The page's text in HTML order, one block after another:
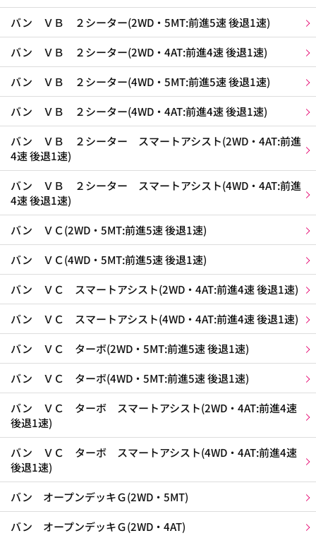
バン ＶＢ ２シーター(2WD・5MT:前進5速 後退1速)
バン ＶＢ ２シーター(2WD・4AT:前進4速 後退1速)
バン ＶＢ ２シーター(4WD・5MT:前進5速 後退1速)
バン ＶＢ ２シーター(4WD・4AT:前進4速 後退1速)
バン ＶＢ ２シーター スマートアシスト(2WD・4AT:前進
4速 後退1速)
バン ＶＢ ２シーター スマートアシスト(4WD・4AT:前進
4速 後退1速)
バン ＶＣ(2WD・5MT:前進5速 後退1速)
バン ＶＣ(4WD・5MT:前進5速 後退1速)
バン ＶＣ スマートアシスト(2WD・4AT:前進4速 後退1速)
バン ＶＣ スマートアシスト(4WD・4AT:前進4速 後退1速)
バン ＶＣ ターボ(2WD・5MT:前進5速 後退1速)
バン ＶＣ ターボ(4WD・5MT:前進5速 後退1速)
バン ＶＣ ターボ スマートアシスト(2WD・4AT:前進4速
後退1速)
バン ＶＣ ターボ スマートアシスト(4WD・4AT:前進4速
後退1速)
バン オープンデッキＧ(2WD・5MT)
バン オープンデッキＧ(2WD・4AT)